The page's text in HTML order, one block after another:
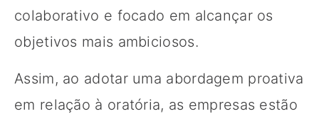
colaborativo e focado em alcançar os
objetivos mais ambiciosos.
Assim, ao adotar uma abordagem proativa
em relação à oratória, as empresas estão